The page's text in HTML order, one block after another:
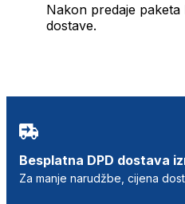
Nakon predaje
dostave.
Besplatna DPD dostava
Za manje narudžbe, cijena